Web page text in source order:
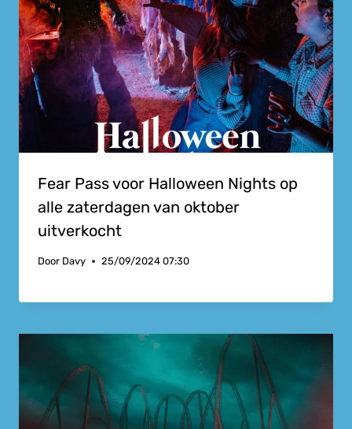
Fear Pass voor Halloween Nights op
alle zaterdagen van oktober
uitverkocht
Door Davy 25/09/2024 07:30